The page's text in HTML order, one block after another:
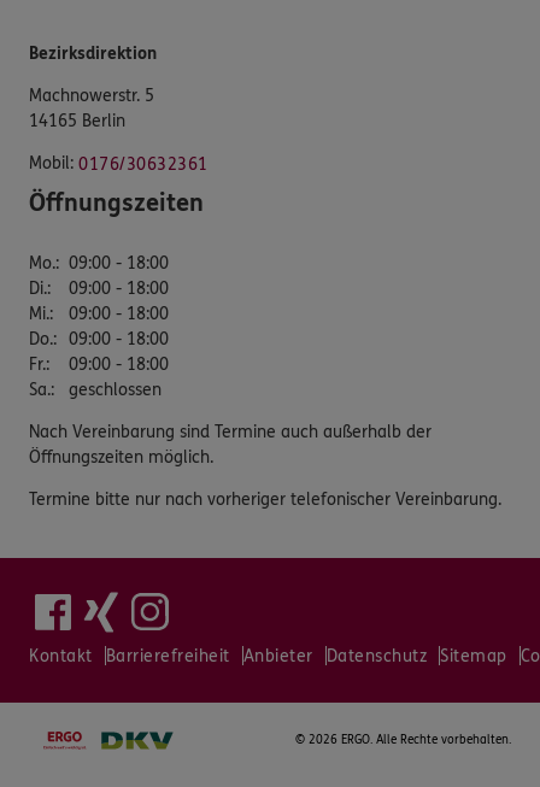
Bezirksdirektion
Machnowerstr. 5
14165 Berlin
Mobil: 0176/30632361
Öffnungszeiten
Mo.: 09:00 - 18:00
Di.:
09:00 - 18:00
Mi.:
09:00 - 18:00
Do.: 09:00 - 18:00
Fr.:
09:00 - 18:00
Sa.: geschlossen
Nach Vereinbarung sind Termine auch außerhalb der
Öffnungszeiten möglich.
Termine bitte nur nach vorheriger telefonischer Vereinbarung.
Kontakt Barrierefreiheit Anbieter Datenschutz Sitemap
© 2026 ERGO. Alle Rechte vorbehalten.